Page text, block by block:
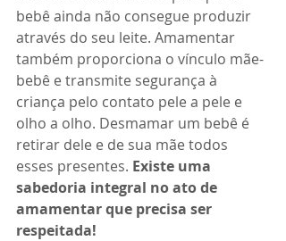
bebê ainda não consegue produzir
através do seu leite. Amamentar
também proporciona o vínculo mãe-
bebê e transmite segurança à
criança pelo contato pele a pele e
olho a olho. Desmamar um bebê é
retirar dele e de sua mãe todos
esses presentes. Existe uma
sabedoria integral no ato de
amamentar que precisa ser
respeitada!